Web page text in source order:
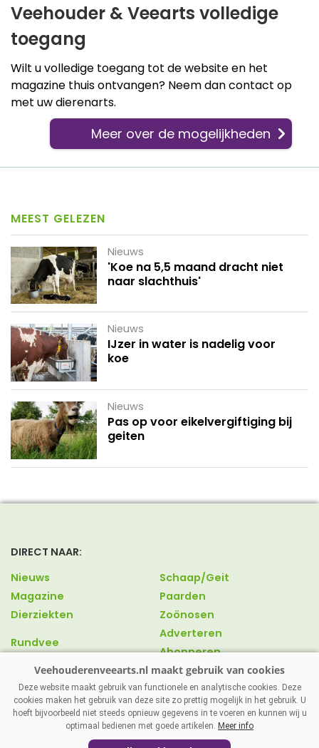
Veehouder & Veearts volledige
toegang
Wilt u volledige toegang tot de website en het
magazine thuis ontvangen? Neem dan contact op
met uw dierenarts.
Meer over de mogelijkheden
MEEST GELEZEN
Nieuws
'Koe na 5,5 maand dracht niet
naar slachthuis'
Nieuws
IJzer in water is nadelig voor
koe
Nieuws
Pas op voor eikelvergiftiging bij
geiten
DIRECT NAAR:
Nieuws
Magazine
Dierziekten
Rundvee
Schaap/Geit
Paarden
Zoönosen
Adverteren
Abonneren
Over ons
Contact
VEEHOUDERENVEEARTS.NL | DISCLAIMER
Deze website maakt gebruik van functionele en analytische cookies. Deze
cookies maken het gebruik van deze site zo prettig mogelijk in het gebruik. U
hoeft bijvoorbeeld niet steeds opnieuw gegevens in te voeren en kunnen wij u
optimaal bedienen met goede artikelen. Meer info